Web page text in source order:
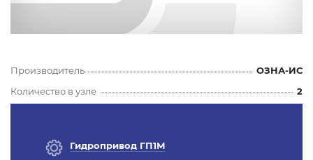
Производитель
ОЗНА-ИС
Количество в узле
2
Гидропривод ГП1М